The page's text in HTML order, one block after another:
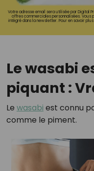
Votre adresse email sera utilisée par Digital
offres commerciales personnalisées. Vous
intégré dans la newsletter. Pour en savoir
Le wasabi
piquant :
Le wasabi est connu
comme le piment.